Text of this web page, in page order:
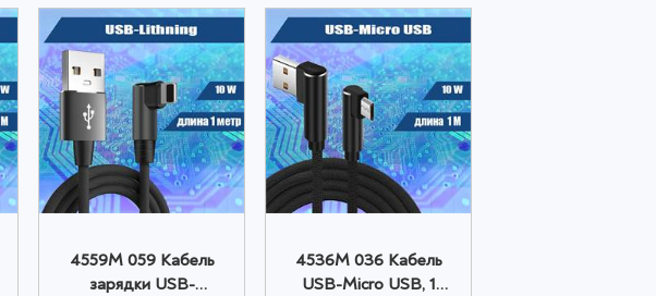
4559M 059 Кабель
зарядки USB-
4536M 036 Кабель
USB-Micro USB, 1